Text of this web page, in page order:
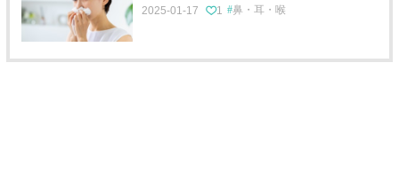
2025-01-17
1 鼻・耳・喉